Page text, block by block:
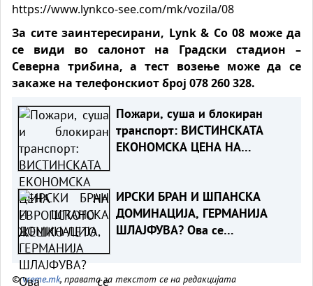
https://www.lynkco-see.com/mk/vozila/08
За сите заинтересирани, Lynk & Co 08 може да
се види во салонот на Градски стадион –
Северна трибина, а тест возење може да се
закаже на телефонскиот број 078 260 328.
Пожари, суша и блокиран
транспорт: ВИСТИНСКАТА
ЕКОНОМСКА ЦЕНА НА
ИРСКИ БРАН И ШПАНСКА
ДОМИНАЦИЈА, ГЕРМАНИЈА
ШЛАЈФУВА? Ова се
©vreme.mk, правата за текстот се на редакцијата